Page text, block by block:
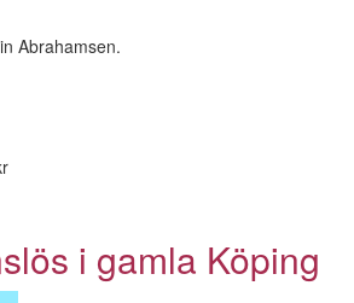
Abrahamsen.
i gamla Köping